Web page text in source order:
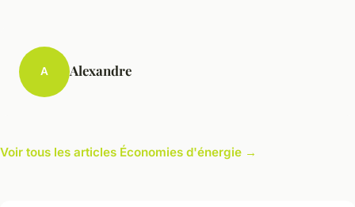
A Alexandre
Voir tous les articles Économies d'énergie →